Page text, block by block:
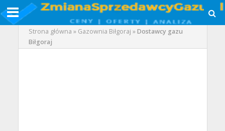
Strona główna » Gazownia Biłgoraj »Dostawcy gazu
Biłgoraj